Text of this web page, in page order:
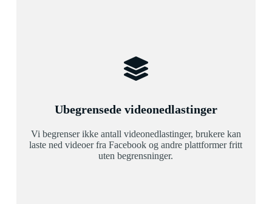
Ubegrensede videonedlastinger
Vi begrenser ikke antall videonedlastinger, brukere kan
laste ned videoer fra Facebook og andre plattformer fritt
uten begrensninger.